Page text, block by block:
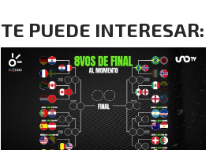
TE PUEDE INTERESAR: